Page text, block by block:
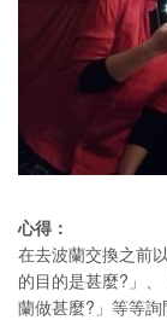
心得：
在去波蘭交換之前
的目的是甚麼?」
蘭做甚麼?」等等